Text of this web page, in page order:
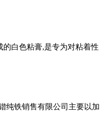
的白色粘膏,是专为对粘着性
纯铁销售有限公司主要以加